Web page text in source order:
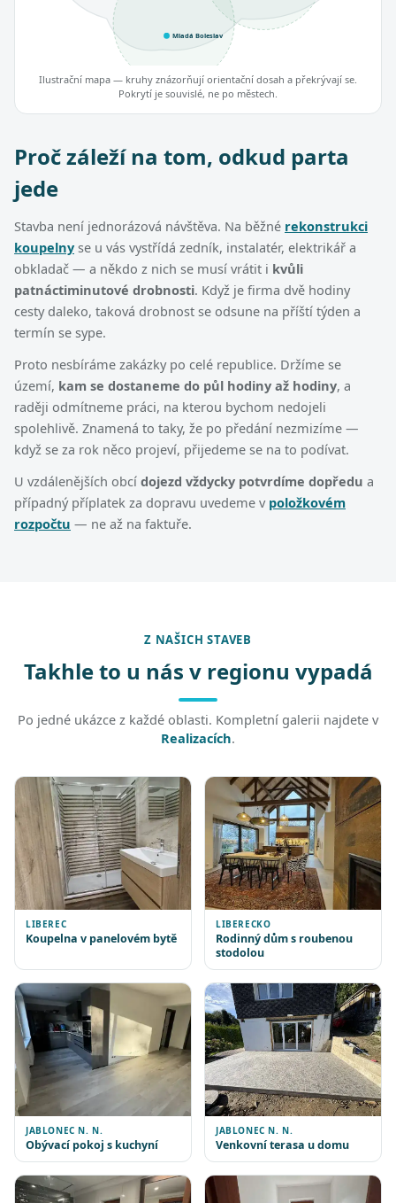
Mladá Boleslav
Ilustrační mapa — kruhy znázorňují orientační dosah a překrývají se.
Pokrytí je souvislé, ne po městech.
Proč záleží na tom, odkud parta
jede
Stavba není jednorázová návštěva. Na běžné rekonstrukci
koupelny se u vás vystřídá zedník, instalatér, elektrikář a
obkladač — a někdo z nich se musí vrátit i kvůli
patnáctiminutové drobnosti. Když je firma dvě hodiny
cesty daleko, taková drobnost se odsune na příští týden a
termín se sype.
Proto nesbíráme zakázky po celé republice. Držíme se
území, kam se dostaneme do půl hodiny až hodiny, a
raději odmítneme práci, na kterou bychom nedojeli
spolehlivě. Znamená to taky, že po předání nezmizíme —
když se za rok něco projeví, přijedeme se na to podívat.
U vzdálenějších obcí dojezd vždycky potvrdíme dopředu a
případný příplatek za dopravu uvedeme v položkovém
rozpočtu — ne až na faktuře.
Z NAŠICH STAVEB
Takhle to u nás v regionu vypadá
Po jedné ukázce z každé oblasti. Kompletní galerii najdete v
Realizacích.
LIBEREC
Koupelna v panelovém bytě
LIBERECKO
Rodinný dům s roubenou
stodolou
JABLONEC N. N.
Obývací pokoj s kuchyní
JABLONEC N. N.
Venkovní terasa u domu